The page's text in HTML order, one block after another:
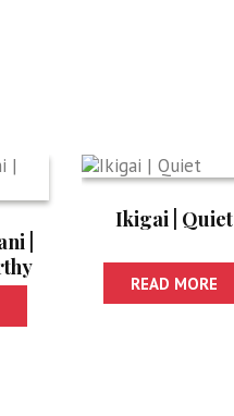
|
Ikigai | Quiet
READ MORE